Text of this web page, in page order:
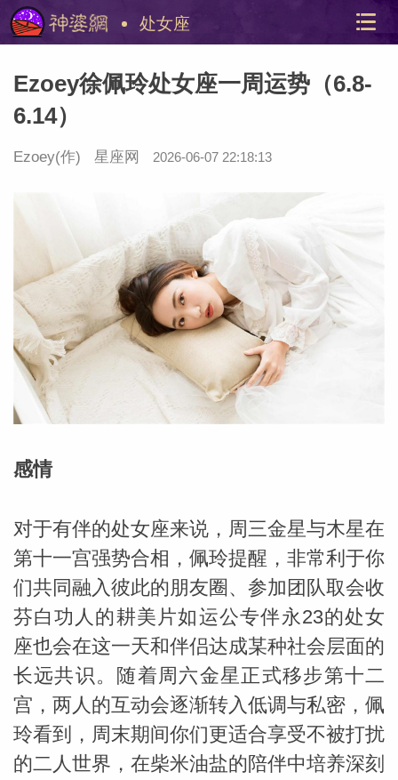
美国神
婆星座
处女座
站内导
航
Ezoey徐佩玲处女座一周运势（6.8-
6.14）
Ezoey(作) 星座网 2026-06-07 22:18:13
感情
对于有伴的处女座来说，周三金星与木星在
第十一宫强势合相，佩玲提醒，非常利于你
们共同融入彼此的朋友圈、参加团队取会收
芬白功人的耕美片如运公专伴永23的处女
座也会在这一天和伴侣达成某种社会层面的
长远共识。随着周六金星正式移步第十二
宫，两人的互动会逐渐转入低调与私密，佩
玲看到，周末期间你们更适合享受不被打扰
的二人世界，在柴米油盐的陪伴中培养深刻